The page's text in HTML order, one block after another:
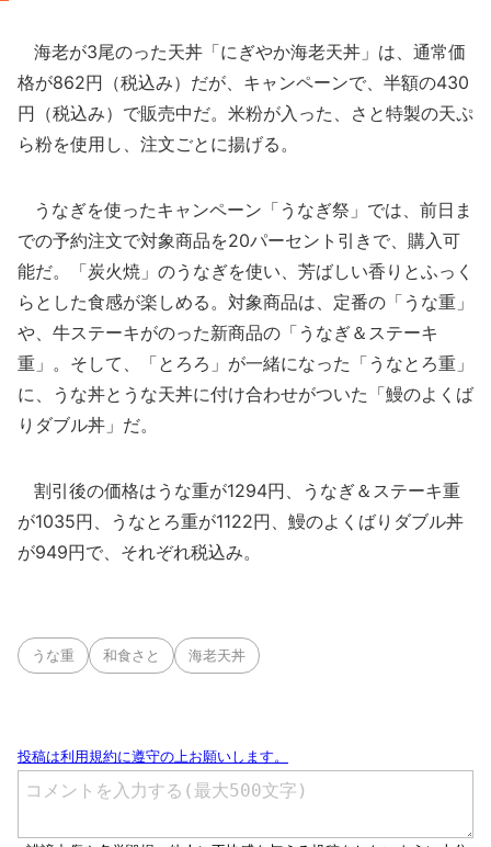
海老が3尾のった天丼「にぎやか海老天丼」は、通常価
格が862円（税込み）だが、キャンペーンで、半額の430
円（税込み）で販売中だ。米粉が入った、さと特製の天ぷ
ら粉を使用し、注文ごとに揚げる。
うなぎを使ったキャンペーン「うなぎ祭」では、前日ま
での予約注文で対象商品を20パーセント引きで、購入可
能だ。「炭火焼」のうなぎを使い、芳ばしい香りとふっく
らとした食感が楽しめる。対象商品は、定番の「うな重」
や、牛ステーキがのった新商品の「うなぎ＆ステーキ
重」。そして、「とろろ」が一緒になった「うなとろ重」
に、うな丼とうな天丼に付け合わせがついた「鰻のよくば
りダブル丼」だ。
割引後の価格はうな重が1294円、うなぎ＆ステーキ重
が1035円、うなとろ重が1122円、鰻のよくばりダブル丼
が949円で、それぞれ税込み。
うな重 和食さと 海老天丼